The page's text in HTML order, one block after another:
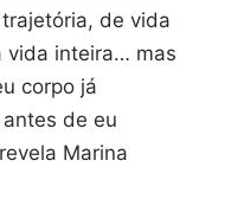
trajetória, de vida
vida inteira… mas
corpo já
de eu
Marina